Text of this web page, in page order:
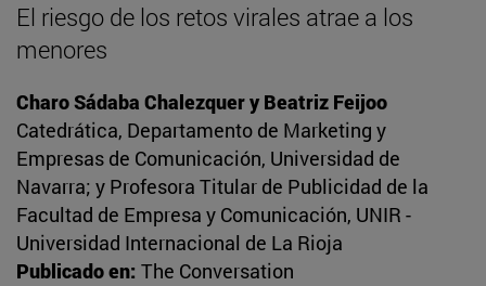
El riesgo de los retos virales atrae a los
menores
Charo Sádaba Chalezquer y Beatriz Feijoo
Catedrática, Departamento de Marketing y
Empresas de Comunicación, Universidad de
Navarra; y Profesora Titular de Publicidad de la
Facultad de Empresa y Comunicación, UNIR -
Universidad Internacional de La Rioja
Publicado en: The Conversation